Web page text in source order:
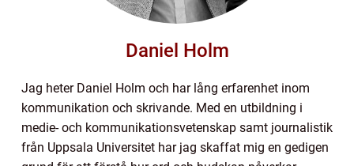
Daniel Holm
Jag heter Daniel Holm och har lång erfarenhet inom
kommunikation och skrivande. Med en utbildning i
medie- och kommunikationsvetenskap samt journalistik
från Uppsala Universitet har jag skaffat mig en gedigen